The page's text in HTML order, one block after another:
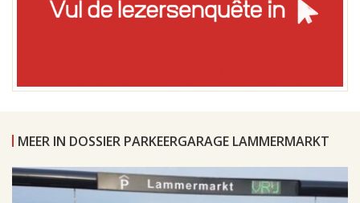
MEER IN DOSSIER PARKEERGARAGE LAMMERMARKT